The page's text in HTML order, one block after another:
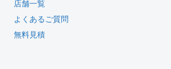
店舗一覧
よくあるご質問
無料見積